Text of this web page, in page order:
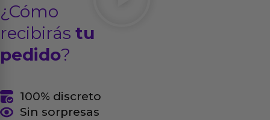
¿Cómo
recibirás tu
pedido?
100% discreto
Sin sorpresas